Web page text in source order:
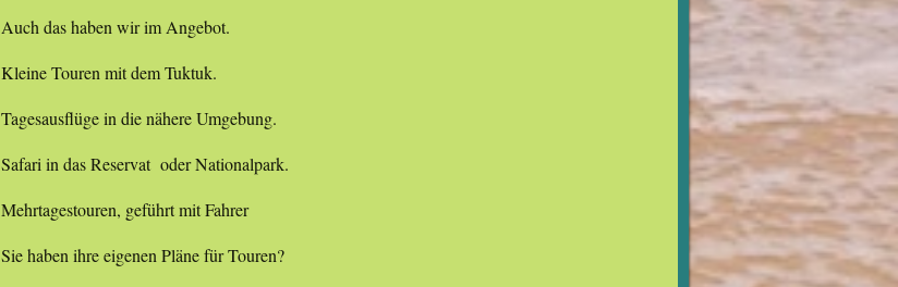
Auch das haben wir im Angebot.
Kleine Touren mit dem Tuktuk.
Tagesausflüge in die nähere Umgebung.
Safari in das Reservat oder Nationalpark.
Mehrtagestouren, geführt mit Fahrer
Sie haben ihre eigenen Pläne für Touren?